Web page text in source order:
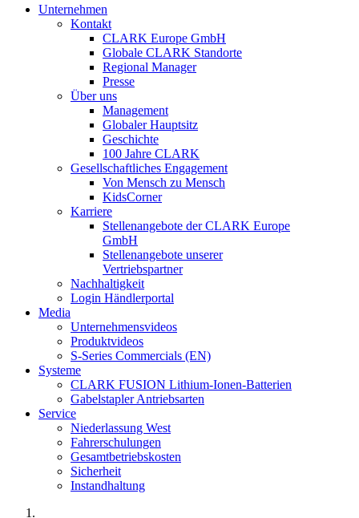
Unternehmen
Kontakt
CLARK Europe GmbH
Globale CLARK Standorte
Regional Manager
Presse
Über uns
Management
Globaler Hauptsitz
Geschichte
100 Jahre CLARK
Gesellschaftliches Engagement
Von Mensch zu Mensch
KidsCorner
Karriere
Stellenangebote der CLARK Europe
GmbH
Stellenangebote unserer
Vertriebspartner
Nachhaltigkeit
Login Händlerportal
Media
Unternehmensvideos
Produktvideos
S-Series Commercials (EN)
Systeme
CLARK FUSION Lithium-Ionen-Batterien
Gabelstapler Antriebsarten
Service
Niederlassung West
Fahrerschulungen
Gesamtbetriebskosten
Sicherheit
Instandhaltung